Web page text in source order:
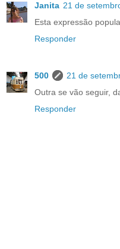
Janita 21 de
Esta expressão
Responder
500
21 de
Outra se vão seguir,
Responder